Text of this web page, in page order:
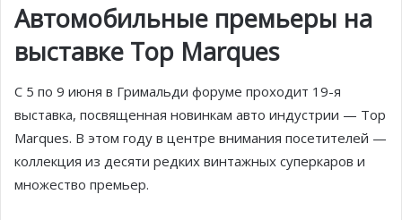
Автомобильные премьеры на
выставке Top Marques
С 5 по 9 июня в Гримальди форуме проходит 19-я
выставка, посвященная новинкам авто индустрии — Top
Marques. В этом году в центре внимания посетителей —
коллекция из десяти редких винтажных суперкаров и
множество премьер.